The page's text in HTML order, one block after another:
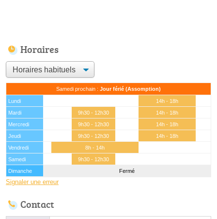
Horaires
Samedi prochain : Jour férié (Assomption)
Lundi
14h - 18h
Mardi
9h30 - 12h30
14h - 18h
Mercredi
9h30 - 12h30
14h - 18h
Jeudi
9h30 - 12h30
14h - 18h
Vendredi
8h - 14h
Samedi
9h30 - 12h30
Dimanche
Fermé
Signaler une erreur
Contact